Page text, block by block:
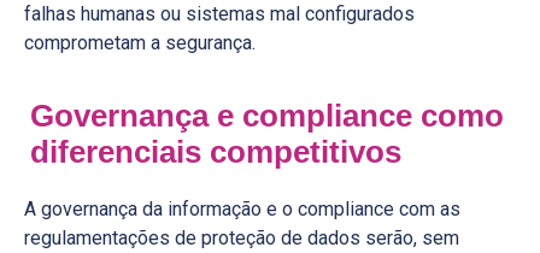
falhas humanas ou sistemas mal configurados
comprometam a segurança.
Governança e compliance como
diferenciais competitivos
A governança da informação e o compliance com as
regulamentações de proteção de dados serão, sem